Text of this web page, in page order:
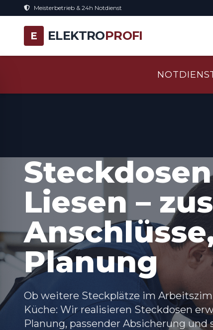
Meisterbetrieb & 24h Notdienst
E ELEKTROPROFI
Liesen –
Planung
Ob weitere Steckplätze im
Küche: Wir realisieren Steckdosen
Planung, passender Absicherung